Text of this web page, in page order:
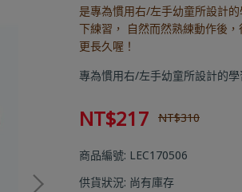
是專為慣用右/左手幼童所設計
下練習， 自然而然熟練動作後
更長久喔！
專為慣用右/左手幼童所設計的
NT$217 NT$310
商品編號: LEC170506
供貨狀況: 尚有庫存